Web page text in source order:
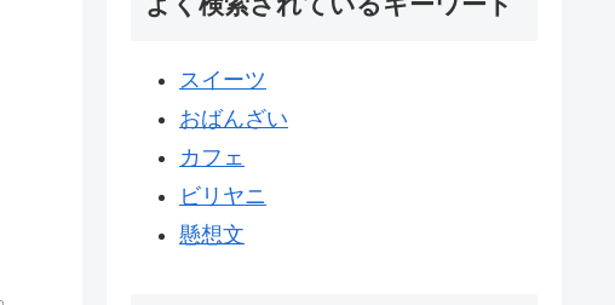
スイーツ
おばんざい
カフェ
ビリヤニ
懸想文